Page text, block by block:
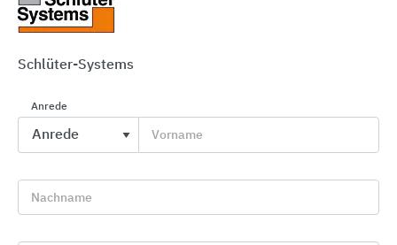
Firmenporträt
Schlüter-Systems
Anrede
Vorname
Nachname